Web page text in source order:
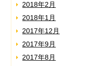
2018年2月
2018年1月
2017年12月
2017年9月
2017年8月